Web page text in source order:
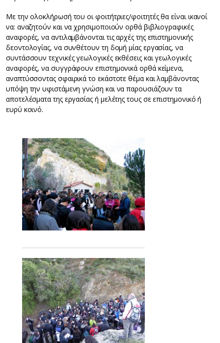
Με την ολοκλήρωσή του οι φοιτήτριες/φοιτητές θα είναι ικανοί
να: αναζητούν και να χρησιμοποιούν ορθά βιβλιογραφικές
αναφορές, να αντιλαμβάνονται τις αρχές της επιστημονικής
δεοντολογίας, να συνθέτουν τη δομή μίας εργασίας, να
συντάσσουν τεχνικές γεωλογικές εκθέσεις και γεωλογικές
αναφορές, να συγγράφουν επιστημονικά ορθά κείμενα,
αναπτύσσοντας σφαιρικά το εκάστοτε θέμα και λαμβάνοντας
υπόψη την υφιστάμενη γνώση και να παρουσιάζουν τα
αποτελέσματα της εργασίας ή μελέτης τους σε επιστημονικό ή
ευρύ κοινό.